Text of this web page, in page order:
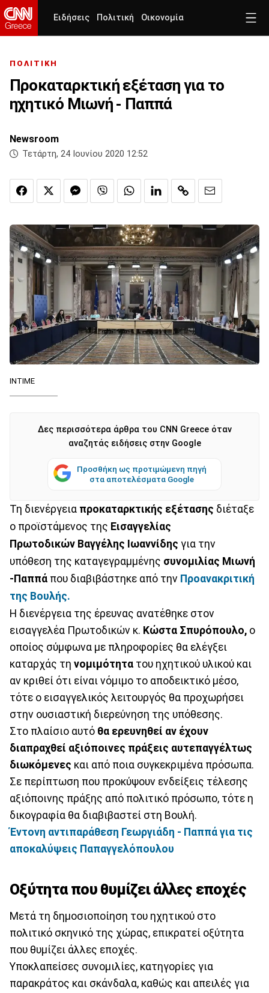
Ειδήσεις Πολιτική Οικονομία
ΠΟΛΙΤΙΚΗ
Προκαταρκτική εξέταση για το
ηχητικό Μιωνή - Παππά
Newsroom
Τετάρτη, 24 Ιουνίου 2020 12:52
ΙΝΤΙΜΕ
Δες περισσότερα άρθρα του CNN Greece όταν
αναζητάς ειδήσεις στην Google
Προσθήκη ως προτιμώμενη πηγή
στα αποτελέσματα Google
Τη διενέργεια προκαταρκτικής εξέτασης διέταξε
ο προϊστάμενος της Εισαγγελίας
Πρωτοδικών Βαγγέλης Ιωαννίδης για την
υπόθεση της καταγεγραμμένης συνομιλίας Μιωνή
-Παππά που διαβιβάστηκε από την Προανακριτική
της Βουλής.
Η διενέργεια της έρευνας ανατέθηκε στον
εισαγγελέα Πρωτοδικών κ. Κώστα Σπυρόπουλο, ο
οποίος σύμφωνα με πληροφορίες θα ελέγξει
καταρχάς τη νομιμότητα του ηχητικού υλικού και
αν κριθεί ότι είναι νόμιμο το αποδεικτικό μέσο,
τότε ο εισαγγελικός λειτουργός θα προχωρήσει
στην ουσιαστική διερεύνηση της υπόθεσης.
Στο πλαίσιο αυτό θα ερευνηθεί αν έχουν
διαπραχθεί αξιόποινες πράξεις αυτεπαγγέλτως
διωκόμενες και από ποια συγκεκριμένα πρόσωπα.
Σε περίπτωση που προκύψουν ενδείξεις τέλεσης
αξιόποινης πράξης από πολιτικό πρόσωπο, τότε η
δικογραφία θα διαβιβαστεί στη Βουλή.
Έντονη αντιπαράθεση Γεωργιάδη - Παππά για τις
αποκαλύψεις Παπαγγελόπουλου
Οξύτητα που θυμίζει άλλες εποχές
Μετά τη δημοσιοποίηση του ηχητικού στο
πολιτικό σκηνικό της χώρας, επικρατεί οξύτητα
που θυμίζει άλλες εποχές.
Υποκλαπείσες συνομιλίες, κατηγορίες για
παρακράτος και σκάνδαλα, καθώς και απειλές για